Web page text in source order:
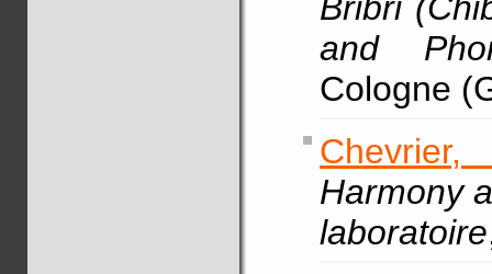
and
Cologne
Chevrier,
Harmony
laboratoire